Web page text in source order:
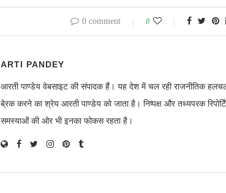
0 comment 0
ARTI PANDEY
आरती पाण्डेय वेबसाइट की संपादक हैं। यह देश में चल रही राजनीतिक
बे्रक करने का श्रेय आरती पाण्डेय को जाता है। निष्पक्ष और तथ्यपरक
समस्याओं की ओर भी इनका फोकस रहता है।